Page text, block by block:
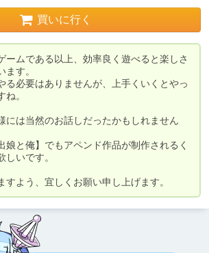
買いに行く
ームである以上、効率良く遊べると楽しさ
す。
る必要はありませんが、上手くいくとやっ
。
には当然のお話しだったかもしれません
娘と俺】でもアペンド作品が制作されるく
しいです。
すよう、宜しくお願い申し上げます。